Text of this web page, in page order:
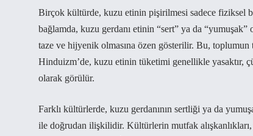
Birçok kültürde, kuzu etinin pişirilmesi sadece fiziksel
bağlamda, kuzu gerdanı etinin “sert” ya da “yumuşak”
taze ve hijyenik olmasına özen gösterilir. Bu, toplumun
Hinduizm’de, kuzu etinin tüketimi genellikle
olarak görülür.
Farklı kültürlerde, kuzu gerdanının sertliği ya da
ile doğrudan ilişkilidir. Kültürlerin mutfak